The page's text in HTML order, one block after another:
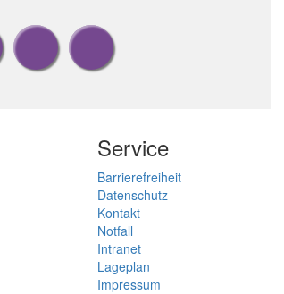
Service
Barrierefreiheit
Datenschutz
Kontakt
Notfall
Intranet
Lageplan
Impressum